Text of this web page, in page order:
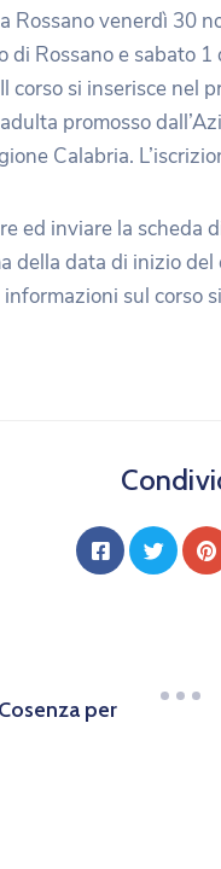
Rossano venerdì 30
di Rossano e sabato
corso si inserisce
promosso
Calabria.
ed inviare la scheda
della data di inizio
sul
per